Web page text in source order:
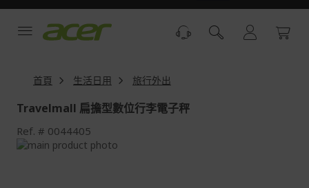
首頁 生活日用 旅行外出
Travelmall 扁擔型數位行李電子秤
Ref. 0044405
Skip